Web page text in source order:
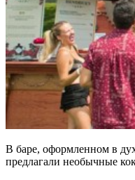
В баре, оформленном в
предлагали необычные